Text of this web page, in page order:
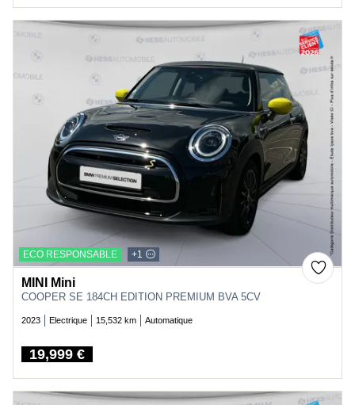
ECO RESPONSABLE +1
MINI Mini
COOPER SE 184CH EDITION PREMIUM BVA 5CV
2023 Electrique 15,532 km Automatique
Price
19,999 €